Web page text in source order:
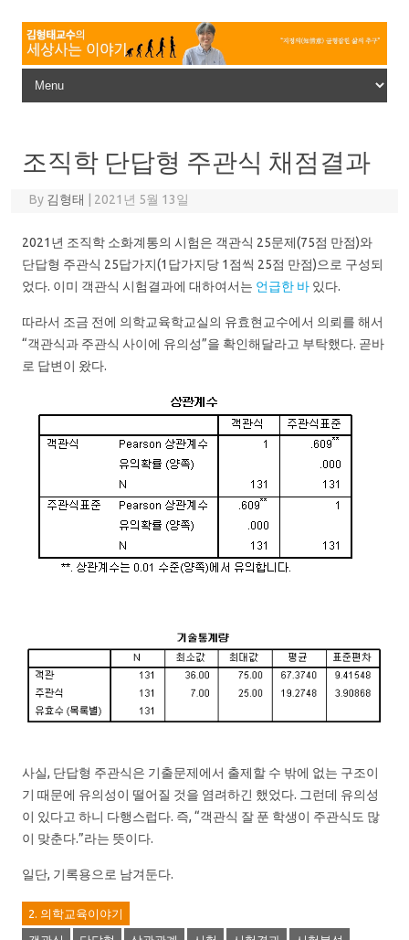
Skip to content
조직학 단답형 주관식 채점결과
By 김형태 2021년 5월 13일
2021년 조직학 소화계통의 시험은 객관식 25문제(75점 만점)와
단답형 주관식 25답가지(1답가지당 1점씩 25점 만점)으로 구성되
었다. 이미 객관식 시험결과에 대하여서는 언급한 바 있다.
따라서 조금 전에 의학교육학교실의 유효현교수에서 의뢰를 해서
“객관식과 주관식 사이에 유의성”을 확인해달라고 부탁했다. 곧바
로 답변이 왔다.
사실, 단답형 주관식은 기출문제에서 출제할 수 밖에 없는 구조이
기 때문에 유의성이 떨어질 것을 염려하긴 했었다. 그런데 유의성
이 있다고 하니 다행스럽다. 즉, “객관식 잘 푼 학생이 주관식도 많
이 맞춘다.”라는 뜻이다.
일단, 기록용으로 남겨둔다.
2. 의학교육이야기